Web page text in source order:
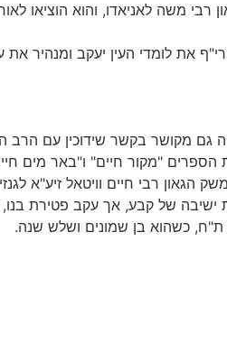
רבי משה לאניאדו, והוא הוציאו
את לומדי העין יעקב ומנהיר את
גם מקושר בקשר שידוכין עם הרב
"מקור חיים" ו"באר מים
הגאון רבי חיים וויטאל זיע"א
ישיבה של קבע, אך עקב פטירת
כשהוא בן שמונים ושלש שנה.